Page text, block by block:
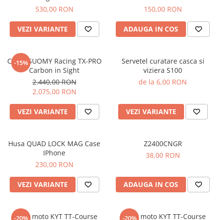
Imbracaminte Functionala
Manusi Moto
Protectii
GIRL POWER
Cadouri
Chei si butuci
Suporturi telefon
Brelocuri
Huse Moto
Accesorii moto
Deflectoare
Parbriz universal
Proiectoare
Cadouri
Geci si imbracaminte termica
Casti Snowboard/Ski
Cadouri
530,00 RON
VEZI VARIANTE
150,00 RON
ADAUGA IN COS
-15%
Casca SUOMY Racing TX-PRO
Carbon in Sight
2.440,00 RON
2.075,00 RON
VEZI VARIANTE
Servetel curatare casca si
viziera S100
de la 6,00 RON
VEZI VARIANTE
Husa QUAD LOCK MAG Case
IPhone
230,00 RON
VEZI VARIANTE
Z2400CNGR
38,00 RON
ADAUGA IN COS
-20%
Casca moto KYT TT-Course
-20%
Casca moto KYT TT-Course